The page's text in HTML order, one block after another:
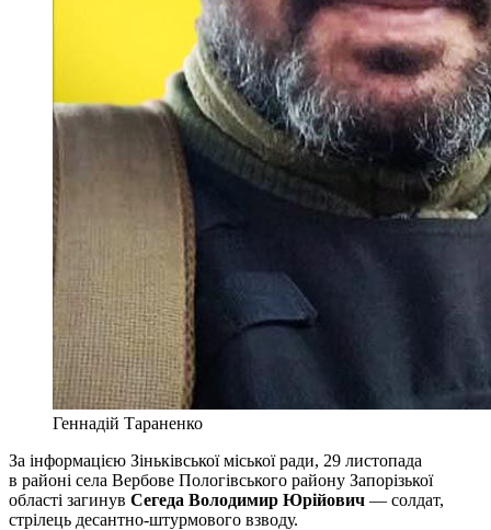
Геннадій Тараненко
За інформацією Зіньківської міської ради, 29 листопада
в районі села Вербове Пологівського району Запорізької
області загинув Сегеда Володимир Юрійович — солдат,
стрілець десантно-штурмового взводу.